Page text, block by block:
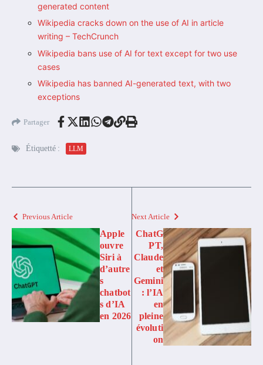
generated content
Wikipedia cracks down on the use of AI in article
writing – TechCrunch
Wikipedia bans use of AI for text except for two use
cases
Wikipedia has banned AI-generated text, with two
exceptions
Partager
Étiquetté : LLM
Previous Article
Apple
ouvre
Siri à
d’autre
s
chatbot
s d’IA
en 2026
Next Article
ChatG
PT,
Claude
et
Gemini
: l’IA
en
pleine
évoluti
on